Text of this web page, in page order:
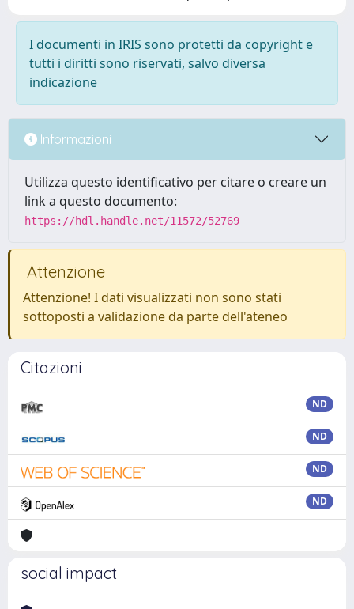
I documenti in IRIS sono protetti da copyright e
tutti i diritti sono riservati, salvo diversa
indicazione
Informazioni
Utilizza questo identificativo per citare o creare un
link a questo documento:
https://hdl.handle.net/11572/52769
Attenzione
Attenzione! I dati visualizzati non sono stati
sottoposti a validazione da parte dell'ateneo
Citazioni
ND
ND
ND
ND
social impact